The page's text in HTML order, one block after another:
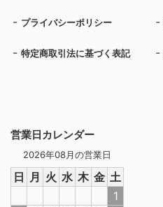
営業日カレンダー
2026年08月の営業日
日 月 火 水 木 金 土
1
プライバシーポリシー
特定商取引法に基づく表記